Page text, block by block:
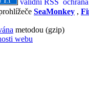
SeaMonkey ,
metodou (gzip)
webu